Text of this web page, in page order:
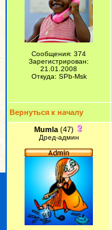
Сообщения: 374
Зарегистрирован:
21.01.2008
Откуда: SPb-Msk
Вернуться к началу
Mumla (47)
Дред-админ